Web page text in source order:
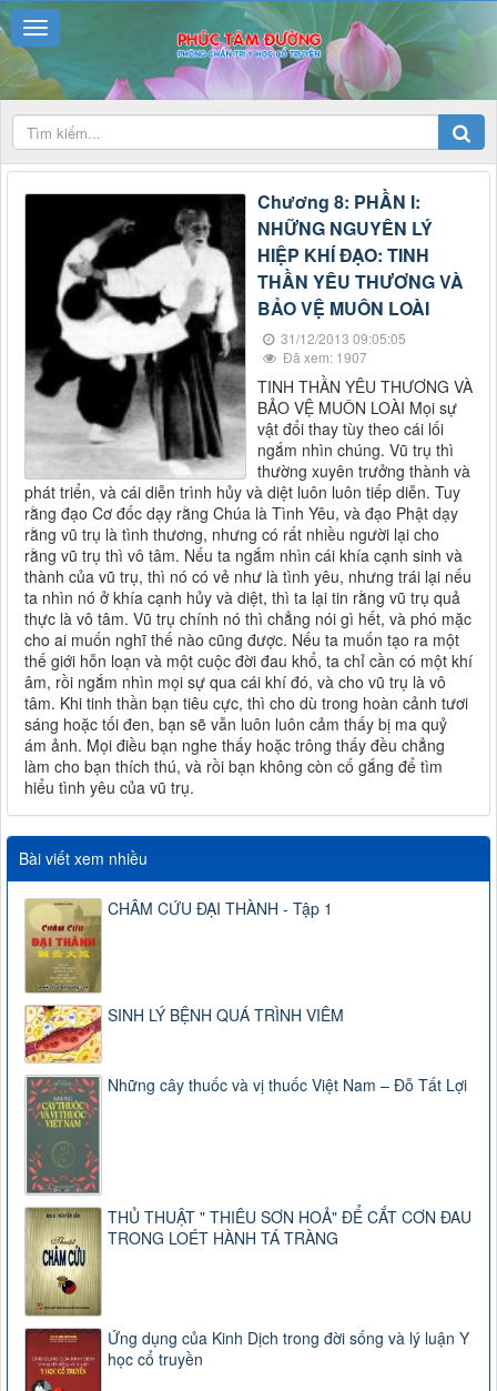
Chương 8: PHẦN I:
NHỮNG NGUYÊN LÝ
HIỆP KHÍ ĐẠO: TINH
THẦN YÊU THƯƠNG VÀ
BẢO VỆ MUÔN LOÀI
31/12/2013 09:05:05
Đã xem: 1907
TINH THẦN YÊU THƯƠNG VÀ
BẢO VỆ MUÔN LOÀI Mọi sự
vật đổi thay tùy theo cái lối
ngắm nhìn chúng. Vũ trụ thì
thường xuyên trưởng thành và
phát triển, và cái diễn trình hủy và diệt luôn luôn tiếp diễn. Tuy
rằng đạo Cơ đốc dạy rằng Chúa là Tình Yêu, và đạo Phật dạy
rằng vũ trụ là tình thương, nhưng có rất nhiều người lại cho
rằng vũ trụ thì vô tâm. Nếu ta ngắm nhìn cái khía cạnh sinh và
thành của vũ trụ, thì nó có vẻ như là tình yêu, nhưng trái lại nếu
ta nhìn nó ở khía cạnh hủy và diệt, thì ta lại tin rằng vũ trụ quả
thực là vô tâm. Vũ trụ chính nó thì chẳng nói gì hết, và phó mặc
cho ai muốn nghĩ thế nào cũng được. Nếu ta muốn tạo ra một
thế giới hỗn loạn và một cuộc đời đau khổ, ta chỉ cần có một khí
âm, rồi ngắm nhìn mọi sự qua cái khí đó, và cho vũ trụ là vô
tâm. Khi tinh thần bạn tiêu cực, thì cho dù trong hoàn cảnh tươi
sáng hoặc tối đen, bạn sẽ vẫn luôn luôn cảm thấy bị ma quỷ
ám ảnh. Mọi điều bạn nghe thấy hoặc trông thấy đều chẳng
làm cho bạn thích thú, và rồi bạn không còn cố gắng để tìm
hiểu tình yêu của vũ trụ.
Bài viết xem nhiều
CHÂM CỨU ĐẠI THÀNH - Tập 1
SINH LÝ BỆNH QUÁ TRÌNH VIÊM
Những cây thuốc và vị thuốc Việt Nam – Đỗ Tất Lợi
THỦ THUẬT " THIÊU SƠN HOẢ" ĐỂ CẮT CƠN ĐAU
TRONG LOÉT HÀNH TÁ TRÀNG
Ứng dụng của Kinh Dịch trong đời sống và lý luận Y
học cổ truyền